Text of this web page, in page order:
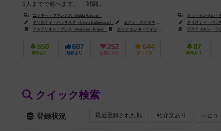
5人までで遊べます。 戦闘...
ニッキー・ヴァレンス（Nikki Valens）
クリスティ・バラネスク（Cristi Balanescu）
ヨアン・ボイスネット（Yoann Boissonnet）
ア
アステリオン・プレス（Asterion Press）
エッジ エンターテインメント（Edge Entertainment）
550
興味あり
607
経験あり
252
お気に入り
644
持ってる
カラ・センセル・
クリスティ・バラ
アステリオン・プ
87
興味あり
クイック検索
登録状況 最近登録された順 紹介文あり レビュ